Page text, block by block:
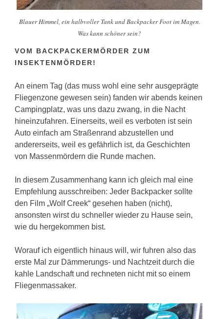
Blauer Himmel, ein halbvoller Tank und Backpacker Foot im Magen.
Was kann schöner sein?
VOM BACKPACKERMÖRDER ZUM
INSEKTENMÖRDER!
An einem Tag (das muss wohl eine sehr ausgeprägte
Fliegenzone gewesen sein) fanden wir abends keinen
Campingplatz, was uns dazu zwang, in die Nacht
hineinzufahren. Einerseits, weil es verboten ist sein
Auto einfach am Straßenrand abzustellen und
andererseits, weil es gefährlich ist, da Geschichten
von Massenmördern die Runde machen.
In diesem Zusammenhang kann ich gleich mal eine
Empfehlung ausschreiben: Jeder Backpacker sollte
den Film „Wolf Creek“ gesehen haben (nicht),
ansonsten wirst du schneller wieder zu Hause sein,
wie du hergekommen bist.
Worauf ich eigentlich hinaus will, wir fuhren also das
erste Mal zur Dämmerungs- und Nachtzeit durch die
kahle Landschaft und rechneten nicht mit so einem
Fliegenmassaker.